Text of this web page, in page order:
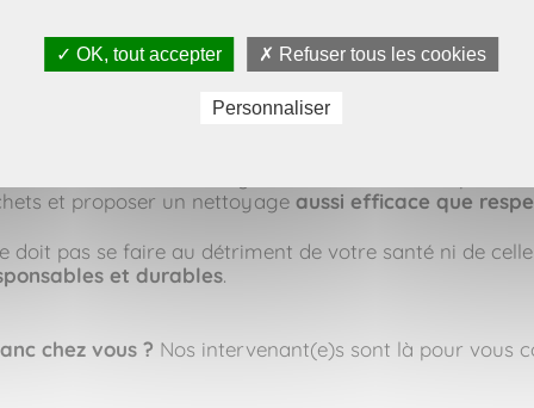
et fait briller les vitres sans laisser de traces. Fini les
au quotidien
comme le vinaigre blanc. Cela s’inscrit
et proposer un nettoyage aussi efficace que
pas se faire au détriment de votre santé ni de celle
et durables.
chez vous ? Nos intervenant(e)s sont là pour vous
✓ OK, tout accepter ✗ Refuser tous les cookies
Personnaliser